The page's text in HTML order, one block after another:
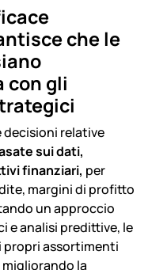
che le
con gli
decisioni relative
sui dati,
finanziari, per
margini di profitto
un approccio
analisi predittive, le
propri assortimenti
la